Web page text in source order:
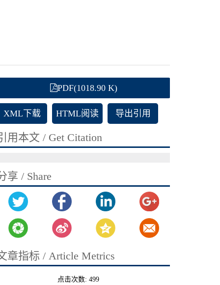
PDF(1018.90 K)
XML下载 HTML阅读 导出引用
用本文 / Get Citation
享 / Share
章指标 / Article Metrics
点击次数:499